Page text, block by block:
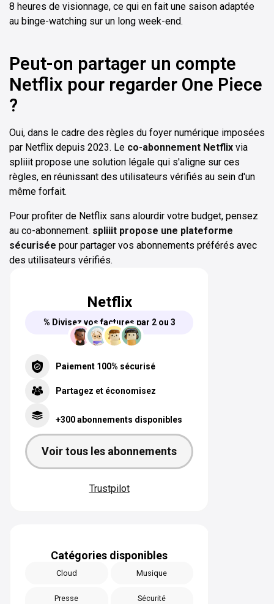
8 heures de visionnage, ce qui en fait une saison adaptée
au binge-watching sur un long week-end.
Peut-on partager un compte
Netflix pour regarder One Piece
?
Oui, dans le cadre des règles du foyer numérique imposées
par Netflix depuis 2023. Le co-abonnement Netflix via
spliiit propose une solution légale qui s'aligne sur ces
règles, en réunissant des utilisateurs vérifiés au sein d'un
même forfait.
Pour profiter de Netflix sans alourdir votre budget, pensez
au co-abonnement. spliiit propose une plateforme
sécurisée pour partager vos abonnements préférés avec
des utilisateurs vérifiés.
Netflix
% Divisez vos factures par 2 ou 3
Paiement 100% sécurisé
Partagez et économisez
+300 abonnements disponibles
Voir tous les abonnements
Trustpilot
Catégories disponibles
Cloud Musique
Presse
Sécurité